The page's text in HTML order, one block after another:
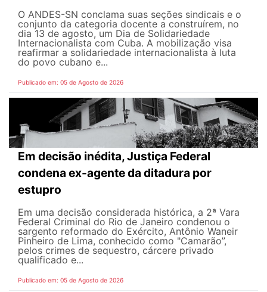
O ANDES-SN conclama suas seções sindicais e o
conjunto da categoria docente a construírem, no
dia 13 de agosto, um Dia de Solidariedade
Internacionalista com Cuba. A mobilização visa
reafirmar a solidariedade internacionalista à luta
do povo cubano e...
Publicado em: 05 de Agosto de 2026
Em decisão inédita, Justiça Federal
condena ex-agente da ditadura por
estupro
Em uma decisão considerada histórica, a 2ª Vara
Federal Criminal do Rio de Janeiro condenou o
sargento reformado do Exército, Antônio Waneir
Pinheiro de Lima, conhecido como "Camarão”,
pelos crimes de sequestro, cárcere privado
qualificado e...
Publicado em: 05 de Agosto de 2026